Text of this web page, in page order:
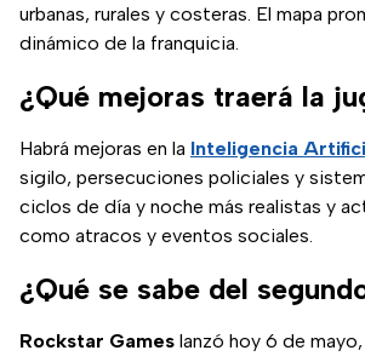
urbanas, rurales y costeras. El mapa
dinámico de la franquicia.
¿Qué mejoras traerá la
Habrá mejoras en la Inteligencia
sigilo, persecuciones policiales y
ciclos de día y noche más realistas y
como atracos y eventos sociales.
¿Qué se sabe del
Rockstar Games lanzó hoy 6 de